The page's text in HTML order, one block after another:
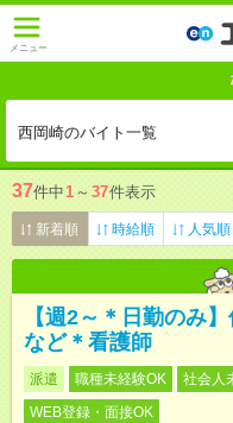
メニュー
西岡崎のバイト一覧
37件中1 ～ 37件表示
新着順 時給順 人気順
【週2～＊日勤のみ
など＊看護師
派遣 職種未経験OK 社会人
WEB登録・面接OK